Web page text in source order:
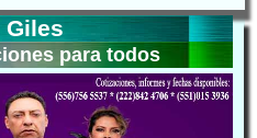
Giles
para todos